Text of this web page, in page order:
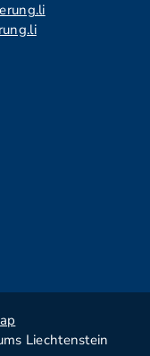
Liechtenstein